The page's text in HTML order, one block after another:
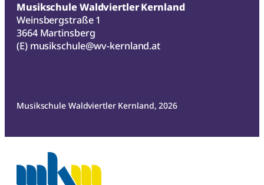
Musikschule Waldviertler Kernland
Weinsbergstraße 1
3664 Martinsberg
(E) musikschule@wv-kernland.at
Musikschule Waldviertler Kernland, 2026